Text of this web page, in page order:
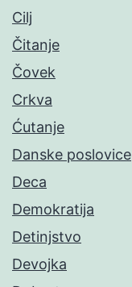
Cilj
Čitanje
Čovek
Crkva
Ćutanje
Danske poslovice
Deca
Demokratija
Detinjstvo
Devojka